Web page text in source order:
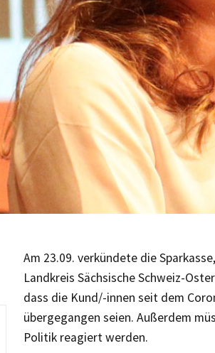
Am 23.09. verkündete die
Landkreis Sächsische Schweiz-
dass die Kund/-innen seit dem
übergegangen seien. Außerdem
Politik reagiert werden.